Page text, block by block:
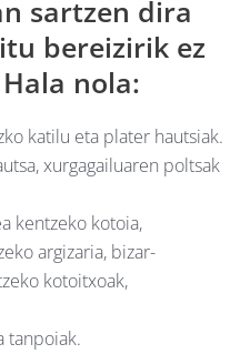
sartzen dira
bereizirik ez
nola:
katilu eta plater hautsiak.
xurgagailuaren poltsak
kentzeko kotoia,
argizaria, bizar-
kotoitxoak,
tanpoiak.